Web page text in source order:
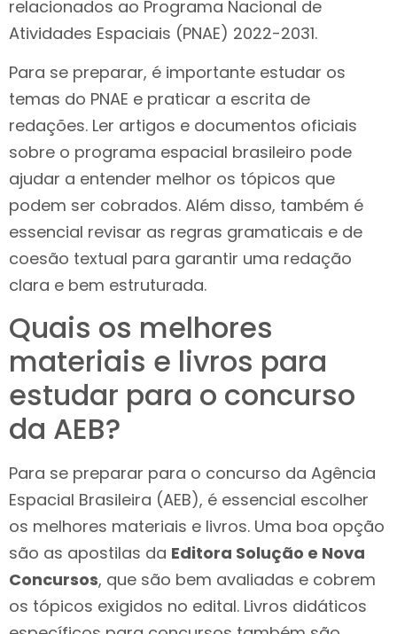
relacionados ao Programa Nacional de
Atividades Espaciais (PNAE) 2022-2031.
Para se preparar, é importante estudar os
temas do PNAE e praticar a escrita de
redações. Ler artigos e documentos oficiais
sobre o programa espacial brasileiro pode
ajudar a entender melhor os tópicos que
podem ser cobrados. Além disso, também é
essencial revisar as regras gramaticais e de
coesão textual para garantir uma redação
clara e bem estruturada.
Quais os melhores
materiais e livros para
estudar para o concurso
da AEB?
Para se preparar para o concurso da Agência
Espacial Brasileira (AEB), é essencial escolher
os melhores materiais e livros. Uma boa opção
são as apostilas da Editora Solução e Nova
Concursos, que são bem avaliadas e cobrem
os tópicos exigidos no edital. Livros didáticos